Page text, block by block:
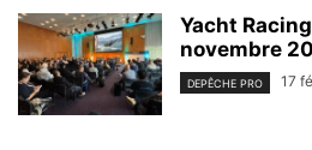
Yacht
novembre
DEPÊCHE PRO 17